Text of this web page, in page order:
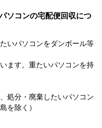
ソコンの宅配便回収につ
いパソコンをダンボール等
ます。重たいパソコンを持
処分・廃棄したいパソコン
を除く）